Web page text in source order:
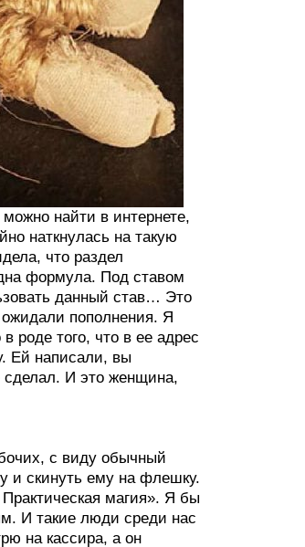
найти в интернете,
наткнулась на такую
что раздел
формула. Под ставом
данный став… Это
пополнения. Я
роде того, что в ее адрес
Ей написали, вы
сделал. И это женщина,
с виду обычный
и скинуть ему на флешку.
магия». Я бы
И такие люди среди нас
на кассира, а он